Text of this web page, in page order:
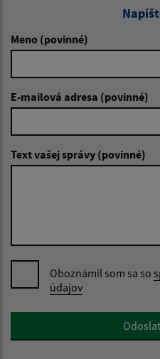
Meno (povinné)
E-mailová adresa (povinné)
Text vašej správy (povinné)
Oboznámil som sa so
údajov
Google reCaptcha Response